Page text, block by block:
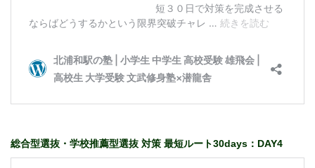
総合型選抜・学校推薦型選抜 対策 最短ルート30days：DAY4